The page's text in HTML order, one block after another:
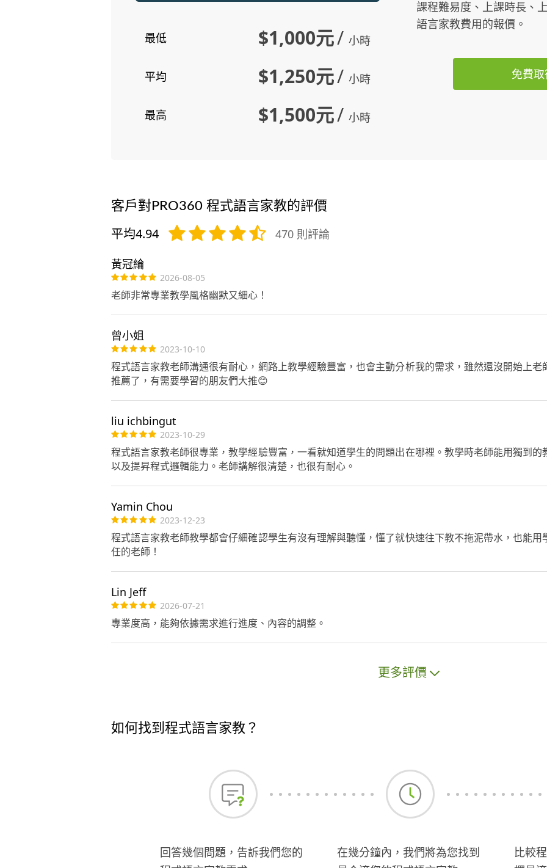
最低 $1,000元/ 小時
平均 $1,250元/ 小時
最高 $1,500元/ 小時
課程難易度、上課時長、
語言家教費用的報價。
免費
客戶對PRO360 程式語言家教的評價
平均4.94 470 則評論
黃冠綸
2026-08-05
老師非常專業教學風格幽默又細心！
曾小姐
2023-10-10
程式語言家教老師溝通很有耐心，網路上教學經驗豐富，也會主動分析我的需求，雖然還沒開始上
推薦了，有需要學習的朋友們大推😊
liu ichbingut
2023-10-29
程式語言家教老師很專業，教學經驗豐富，一看就知道學生的問題出在哪裡。教學時老師能用獨到
以及提昇程式邏輯能力。老師講解很清楚，也很有耐心。
Yamin Chou
2023-12-23
程式語言家教老師教學都會仔細確認學生有沒有理解與聽懂，懂了就快速往下教不拖泥帶水，也能
任的老師！
Lin Jeff
2026-07-21
專業度高，能夠依據需求進行進度、內容的調整。
更多評價
如何找到程式語言家教？
回答幾個問題，告訴我們您的
在幾分鐘內，我們將為您找到
比較